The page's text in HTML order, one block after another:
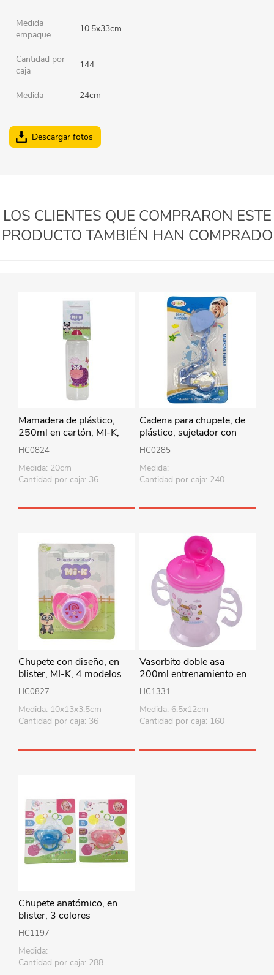
Medida
empaque
10.5x33cm
Cantidad por
caja
144
Medida 24cm
Descargar fotos
LOS CLIENTES QUE COMPRARON ESTE
PRODUCTO TAMBIÉN HAN COMPRADO
Mamadera de plástico,
250ml en cartón, MI-K,
varios diseños
HC0824
Medida: 20cm
Cantidad por caja: 36
Cadena para chupete, de
plástico, sujetador con
clip, varios colores
HC0285
Medida:
Cantidad por caja: 240
Chupete con diseño, en
blister, MI-K, 4 modelos
HC0827
Medida: 10x13x3.5cm
Cantidad por caja: 36
Vasorbito doble asa
200ml entrenamiento en
bolsa, varios colores
HC1331
Medida: 6.5x12cm
Cantidad por caja: 160
Chupete anatómico, en
blister, 3 colores
HC1197
Medida:
Cantidad por caja: 288